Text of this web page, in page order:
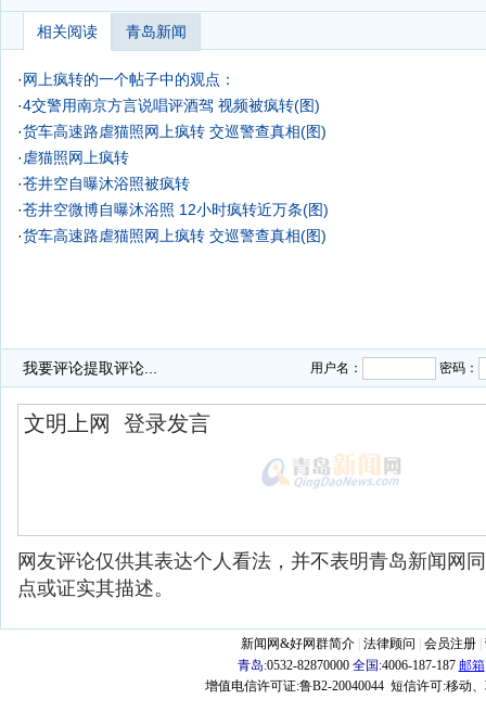
相关阅读 青岛新闻
·网上疯转的一个帖子中的观点：
·4交警用南京方言说唱评酒驾 视频被疯转(图)
·货车高速路虐猫照网上疯转 交巡警查真相(图)
· 虐猫照网上疯转
·苍井空自曝沐浴照被疯转
·苍井空微博自曝沐浴照 12小时疯转近万条(图)
·货车高速路虐猫照网上疯转 交巡警查真相(图)
我要评论提取评论... 用户名： 密码：
网友评论仅供其表达个人看法，并不表明青岛新闻网
点或证实其描述。